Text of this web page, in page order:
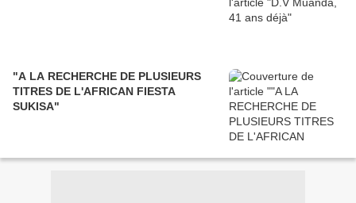
"A LA RECHERCHE DE PLUSIEURS
TITRES DE L'AFRICAN FIESTA
SUKISA"